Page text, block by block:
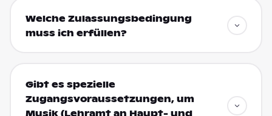
Welche Zulassungsbedingung
muss ich erfüllen?
Gibt es spezielle
Zugangsvoraussetzungen, um
Musik (Lehramt an Haupt- und